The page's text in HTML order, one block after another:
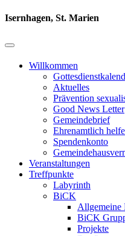
Isernhagen, St. Marien
Willkommen
Aktuelles
Prävention
Good News Letter
Gemeindebrief
Ehrenamtlich
Spendenkonto
Veranstaltungen
Treffpunkte
Labyrinth
BiCK
Allgemeine
BiCK
Projekte